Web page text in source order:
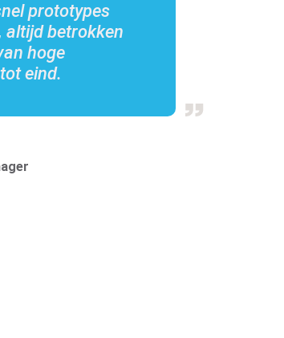
prototypes
altijd betrokken
hoge
eind.